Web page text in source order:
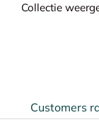
Collectie
Customers